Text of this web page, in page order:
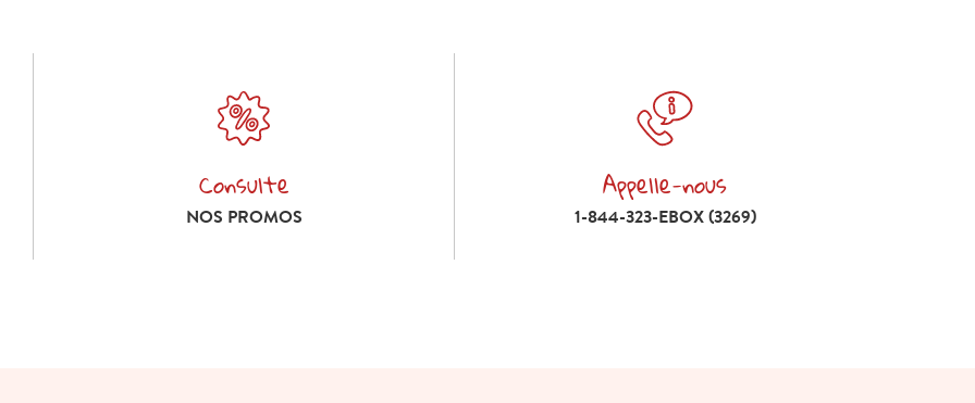
Consulte
Consulte nos promos
NOS PROMOS
Appelle-nous
Appelle-nous 1-844-323-EBOX (3269)
1-844-323-EBOX (3269)